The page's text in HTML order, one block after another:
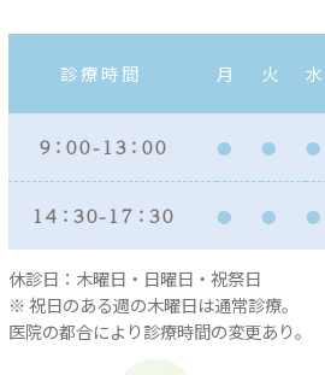
診療時間 月 火 水
９：００ - １３：００
１４：３０ - １７：３０
休診日：木曜日・日曜日・祝祭日
※ 祝日のある週の木曜日は通常診療。
医院の都合により診療時間の変更あり。